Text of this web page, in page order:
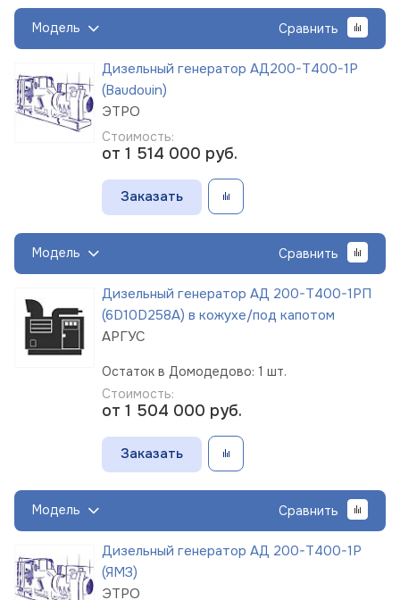
Модель Сравнить
Дизельный генератор АД200-Т400-1Р
(Baudouin)
ЭТРО
Стоимость:
от 1 514 000 руб.
Заказать
Модель Сравнить
Дизельный генератор АД 200-Т400-1РП
(6D10D258A) в кожухе/под капотом
АРГУС
Остаток в Домодедово: 1 шт.
Стоимость:
от 1 504 000 руб.
Заказать
Модель Сравнить
Дизельный генератор АД 200-Т400-1Р
(ЯМЗ)
ЭТРО